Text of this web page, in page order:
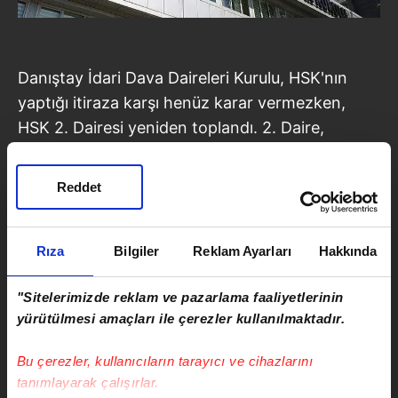
Rıza Bilgiler Reklam Ayarları Hakkında
"Sitelerimizde reklam ve pazarlama faaliyetlerinin
yürütülmesi amaçları ile çerezler kullanılmaktadır.
Bu çerezler, kullanıcıların tarayıcı ve cihazlarını
tanımlayarak çalışırlar.
Reddet
Danıştay İdari Dava Daireleri Kurulu, HSK'nın
yaptığı itiraza karşı henüz karar vermezken,
HSK 2. Dairesi yeniden toplandı. 2. Daire,
Ceza Dairesi'nde
belirterek Gündüz'ü görevine başlamadan
yeniden açığa aldı.
davaları sonuçlanıncaya kadar görevine
dönemeyecek. Sabah'ta yer alan habere göre,
ardından HSK, Gündüz hakkında yeniden karar
verecek.